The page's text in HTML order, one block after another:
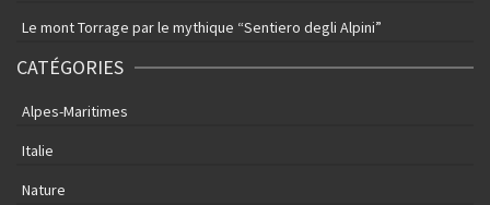
Le mont Torrage par le mythique “Sentiero degli Alpini”
CATÉGORIES
Alpes-Maritimes
Italie
Nature